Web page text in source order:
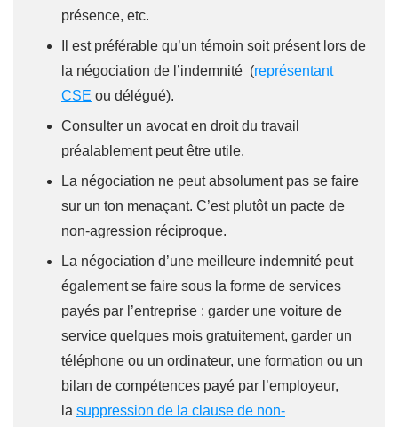
présence, etc.
Il est préférable qu’un témoin soit présent lors de
la négociation de l’indemnité (représentant
CSE ou délégué).
Consulter un avocat en droit du travail
préalablement peut être utile.
La négociation ne peut absolument pas se faire
sur un ton menaçant. C’est plutôt un pacte de
non-agression réciproque.
La négociation d’une meilleure indemnité peut
également se faire sous la forme de services
payés par l’entreprise : garder une voiture de
service quelques mois gratuitement, garder un
téléphone ou un ordinateur, une formation ou un
bilan de compétences payé par l’employeur,
la suppression de la clause de non-